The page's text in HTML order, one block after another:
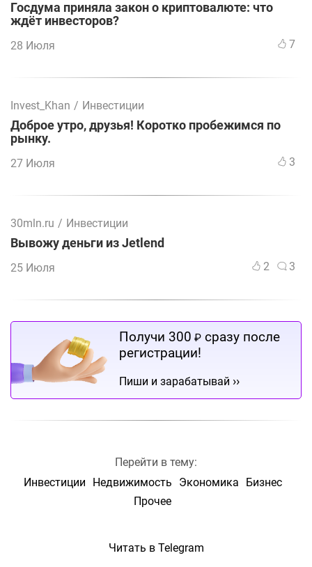
Госдума приняла закон о криптовалюте: что
ждёт инвесторов?
28 Июля 7
Invest_Khan / Инвестиции
Доброе утро, друзья! Коротко пробежимся по
рынку.
27 Июля 3
30mln.ru / Инвестиции
Вывожу деньги из Jetlend
25 Июля 2 3
Получи 300 ₽ сразу после
регистрации!
Пиши и зарабатывай ››
Перейти в тему:
Инвестиции
Недвижимость Экономика
Бизнес
Прочее
Читать в Telegram